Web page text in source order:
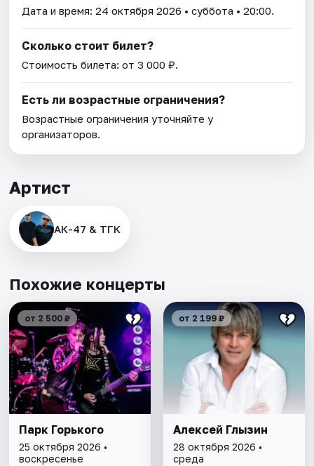
Дата и время:24 октября 2026 • суббота • 20:00.
Сколько стоит билет?
Стоимость билета: от 3 000 ₽.
Есть ли возрастные ограничения?
Возрастные ограничения уточняйте у
организаторов.
Артист
АК-47 & ТГК
Похожие концерты
от 2 500 ₽
Парк Горького
25 октября 2026 •
воскресенье
от 2 199 ₽
Алексей Глызин
28 октября 2026 •
среда